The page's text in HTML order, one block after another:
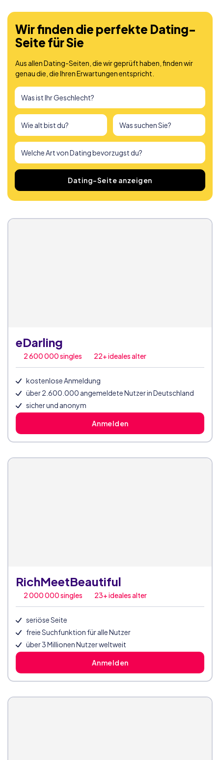
Wir finden die perfekte Dating-
Seite für Sie
Aus allen Dating-Seiten, die wir geprüft haben, finden wir
genau die, die Ihren Erwartungen entspricht.
Wir haben Dating-Seite anzeigen
eDarling
2 600 000singles 22+ ideales alter
kostenlose Anmeldung
über 2.600.000 angemeldete Nutzer in Deutschland
sicher und anonym
Anmelden
RichMeetBeautiful
2 000 000singles 23+ ideales alter
seriöse Seite
freie Suchfunktion für alle Nutzer
über 3 Millionen Nutzer weltweit
Anmelden